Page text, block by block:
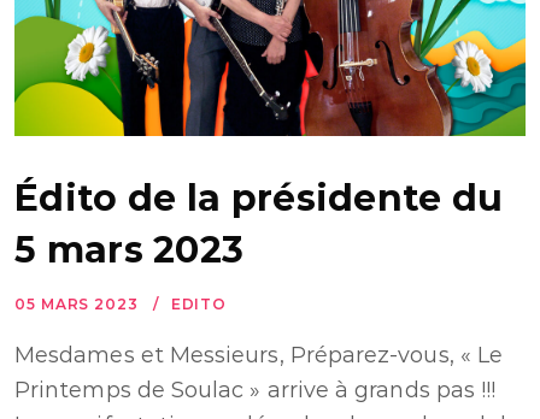
Édito de la présidente du
5 mars 2023
05 MARS 2023 EDITO
Mesdames et Messieurs, Préparez-vous, « Le
Printemps de Soulac » arrive à grands pas !!!